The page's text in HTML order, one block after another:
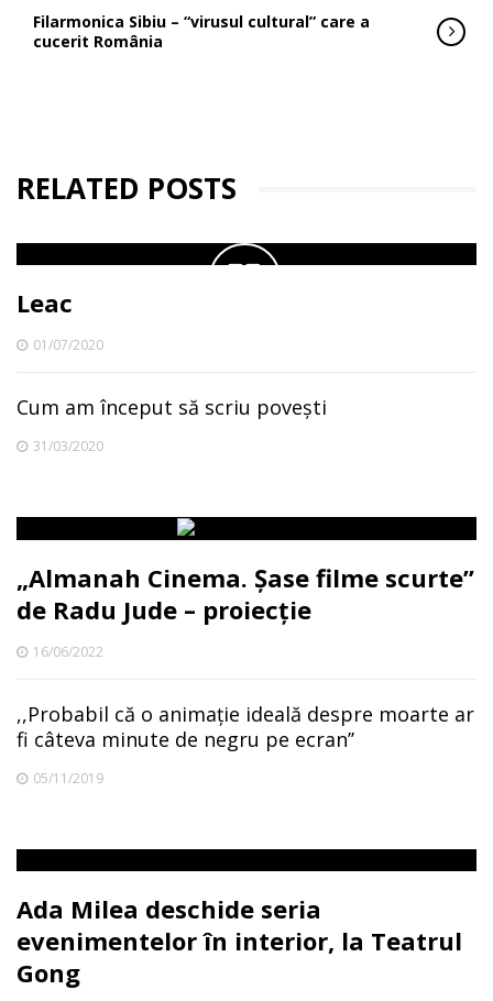
Filarmonica Sibiu – “virusul cultural” care a
cucerit România
RELATED POSTS
Leac
01/07/2020
Cum am început să scriu povești
31/03/2020
„Almanah Cinema. Șase filme scurte”
de Radu Jude – proiecție
16/06/2022
,,Probabil că o animație ideală despre moarte ar
fi câteva minute de negru pe ecran’’
05/11/2019
Ada Milea deschide seria
evenimentelor în interior, la Teatrul
Gong